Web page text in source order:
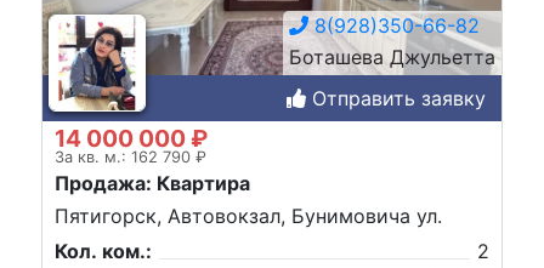
8(928)350-66-82
Боташева Джульетта
Отправить заявку
14 000 000 ₽
За кв. м.: 162 790 ₽
Продажа: Квартира
Пятигорск, Автовокзал, Бунимовича ул.
Кол. ком.:
2